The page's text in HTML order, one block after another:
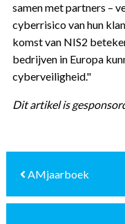
samen met partners –
cyberrisico van hun
komst van NIS2
bedrijven in Europa
cyberveiligheid."
Dit artikel is
AMjaarboek